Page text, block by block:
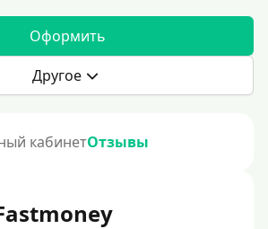
Оформить
Другое
кабинетОтзывы